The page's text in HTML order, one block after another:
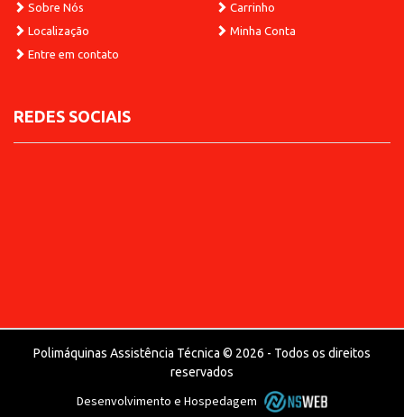
Sobre Nós
Localização
Entre em contato
Carrinho
Minha Conta
REDES SOCIAIS
Polimáquinas Assistência Técnica © 2026 - Todos os direitos
reservados
Desenvolvimento e Hospedagem